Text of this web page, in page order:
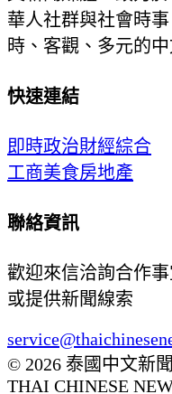
華人社群與社會時
時、客觀、多元的中
快速連結
即時政治財經綜合
工商美食房地產
聯絡資訊
歡迎來信洽詢合作事
或提供新聞線索
© 2026 泰國中文新
THAI CHINESE